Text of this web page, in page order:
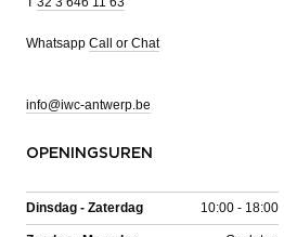
Whatsapp Call or Chat
info@iwc-antwerp.be
OPENINGSUREN
Dinsdag - Zaterdag 10:00 - 18:00